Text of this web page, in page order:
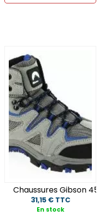
Chaussures Gibson 45
31,15 € TTC
En stock